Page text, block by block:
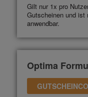
Gilt nur 1x pro
Gutscheinen und ist
anwendbar.
Optima